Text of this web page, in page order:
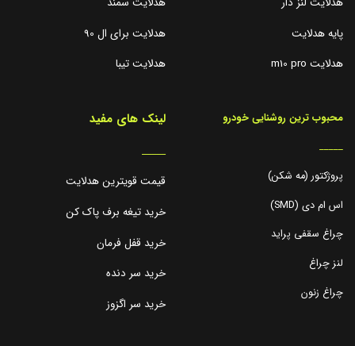
پایه هدلایت
هدلایت m10 pro
هدلایت برای ال 90
هدلایت تیبا
محبوب ترین روشنایی خودرو
_____
پروژکتور (مه شکن)
اس ام دی (SMD)
چراغ سقفی پراید
لنز چراغ
چراغ زنون
لینک های مفید
_____
قیمت قویترین هدلایت
خرید تیغه برف پاک کن
خرید قفل فرمان
خرید سر دنده
خرید سر اگزوز